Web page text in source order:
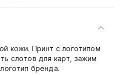
кожи. Принт с логотипом
слотов для карт, зажим
бренда.